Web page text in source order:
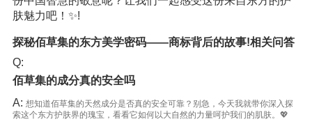
肤魅力吧！✨!
探秘佰草集的东方美学密码——商标背后的故事!相关问答
Q:
佰草集的成分真的安全吗
A: 想知道佰草集的天然成分是否真的安全可靠？别急，今天我就带你深入探
索这个东方护肤界的瑰宝，看看它如何以大自然的力量呵护我们的肌肤。💖